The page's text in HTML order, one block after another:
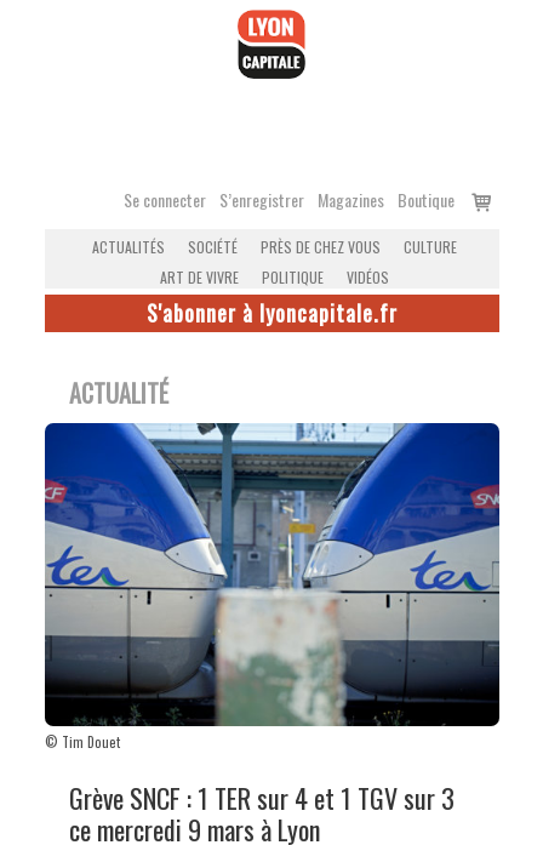
Se connecter S’enregistrer Magazines Boutique
Voir
ACTUALITÉS SOCIÉTÉ PRÈS DE CHEZ VOUS
CULTURE
ART DE VIVRE
POLITIQUE VIDÉOS
S'abonner à lyoncapitale.fr
ACTUALITÉ
© Tim Douet
Grève SNCF : 1 TER sur 4 et 1 TGV sur 3
ce mercredi 9 mars à Lyon